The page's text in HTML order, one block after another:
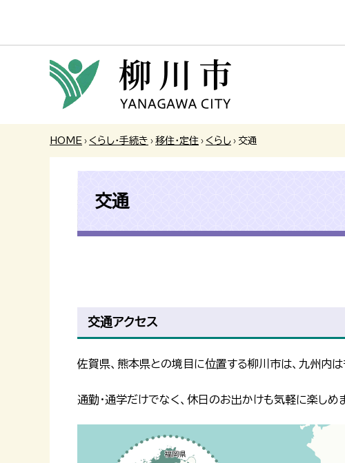
HOME › くらし・手続き › 移住・定住 › くらし › 交通
交通
交通アクセス
佐賀県、熊本県との境目に位置する柳川市は、九州内は
通勤・通学だけでなく、休日のお出かけも気軽に楽しめ